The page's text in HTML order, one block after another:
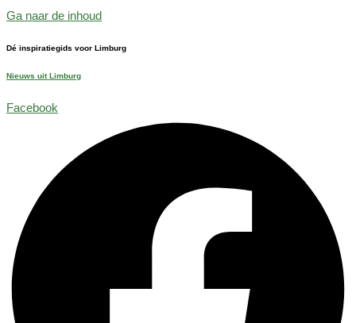
Ga naar de inhoud
Dé inspiratiegids voor Limburg
Nieuws uit Limburg
Facebook